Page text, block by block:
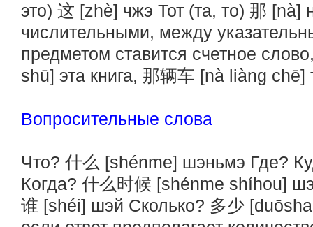
это) 这 [zhè] чжэ Тот (та, то) 那 [nà]
числительными, между
предметом ставится счетное
shū] эта книга, 那辆车 [nà liàng
Вопросительные слова
Что? 什么 [shénme] шэньмэ Где?
Когда? 什么时候 [shénme shíhou]
谁 [shéi] шэй Сколько? 多少